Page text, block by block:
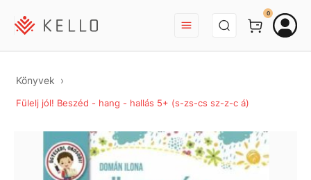
BEJELENTKEZÉS
0
Könyvek
Fülelj jól! Beszéd - hang - hallás 5+ (s-zs-cs sz-z-c á)